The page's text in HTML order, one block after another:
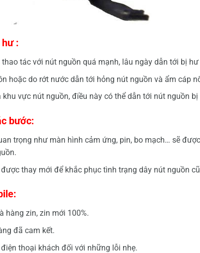
:
tác với nút nguồn quá mạnh, lâu ngày dẫn tới bị hư
hoặc do rớt nước dẫn tới hỏng nút nguồn và ẩm cáp
khu vực nút nguồn, điều này có thể dẫn tới nút nguồn
bước:
trọng như màn hình cảm ứng, pin, bo mạch… sẽ
thay mới để khắc phục tình trạng dây nút nguồn
hàng zin, zin mới 100%.
đã cam kết.
thoại khách đối với những lỗi nhẹ.